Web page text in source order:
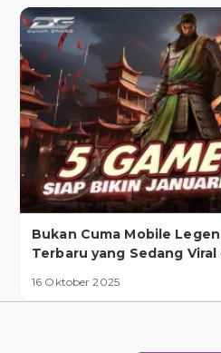
Bukan Cuma Mobile
Terbaru yang Sedang
16 Oktober 2025